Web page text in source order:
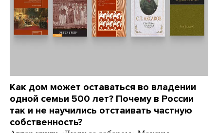
Как дом может оставаться во владении
одной семьи 500 лет? Почему в России
так и не научились отстаивать частную
собственность?